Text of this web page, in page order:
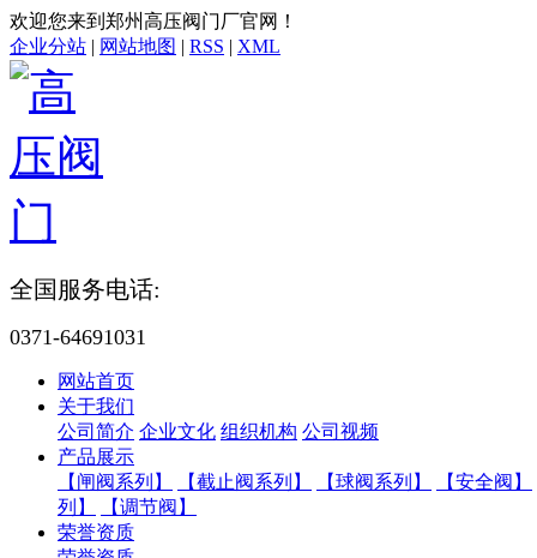
欢迎您来到郑州高压阀门厂官网！
企业分站 | 网站地图 | RSS | XML
全国服务电话:
0371-64691031
网站首页
关于我们
公司简介 企业文化 组织机构 公司视频
产品展示
【闸阀系列】
【截止阀系列】 【球阀系列】
【安全阀】
列】
【调节阀】
荣誉资质